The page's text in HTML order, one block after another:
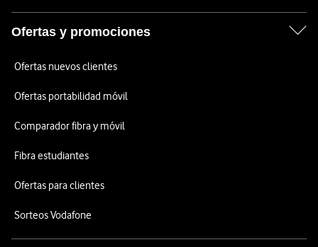
Ofertas y promociones
Ofertas nuevos clientes
Ofertas portabilidad móvil
Comparador fibra y móvil
Fibra estudiantes
Ofertas para clientes
Sorteos Vodafone